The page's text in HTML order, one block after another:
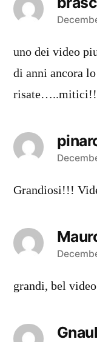
says:
uno dei video
di anni ancora
says:
Grandiosi!!!
says:
grandi, bel video